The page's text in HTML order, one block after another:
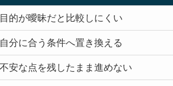
目的が曖昧だと比較しにくい
自分に合う条件へ置き換える
不安な点を残したまま進めない